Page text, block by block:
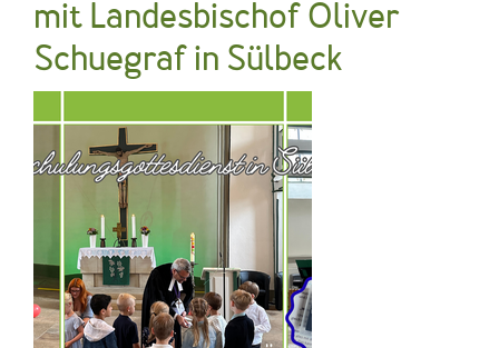
mit Landesbischof Oliver
Schuegraf in Sülbeck